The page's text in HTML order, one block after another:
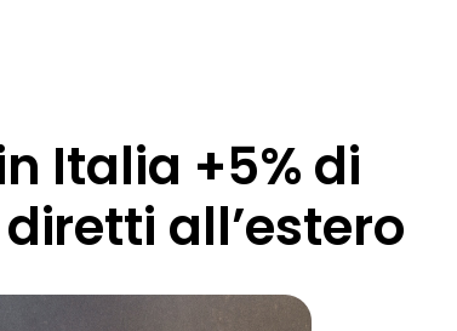
Italia +5% di
all’estero